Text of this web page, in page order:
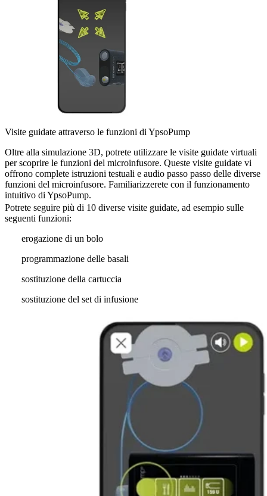
Visite guidate attraverso le funzioni di YpsoPump
Oltre alla simulazione 3D, potrete utilizzare le visite guidate virtuali
per scoprire le funzioni del microinfusore. Queste visite guidate vi
offrono complete istruzioni testuali e audio passo passo delle diverse
funzioni del microinfusore. Familiarizzerete con il funzionamento
intuitivo di YpsoPump.
Potrete seguire più di 10 diverse visite guidate, ad esempio sulle
seguenti funzioni:
erogazione di un bolo
programmazione delle basali
sostituzione della cartuccia
sostituzione del set di infusione